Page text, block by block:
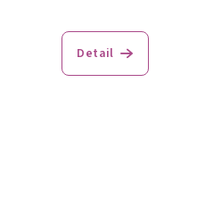
Detail